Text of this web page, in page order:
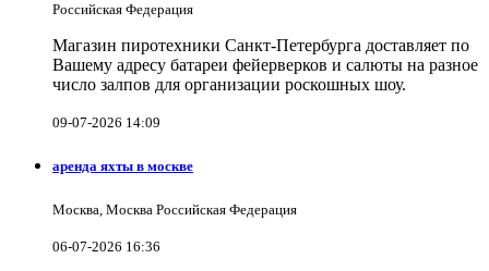
Российская Федерация
Магазин пиротехники Санкт-Петербурга доставляет по
Вашему адресу батареи фейерверков и салюты на разное
число залпов для организации роскошных шоу.
09-07-2026 14:09
аренда яхты в москве
Москва, Москва Российская Федерация
06-07-2026 16:36